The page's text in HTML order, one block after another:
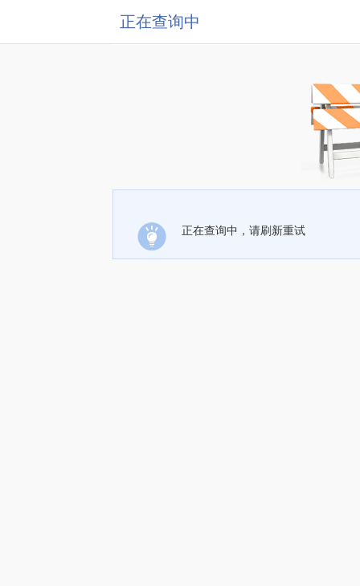
正在查询中
正在查询中，请刷新重试